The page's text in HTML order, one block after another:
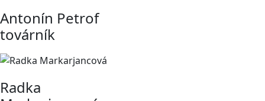
Antonín Petrof
továrník
Radka